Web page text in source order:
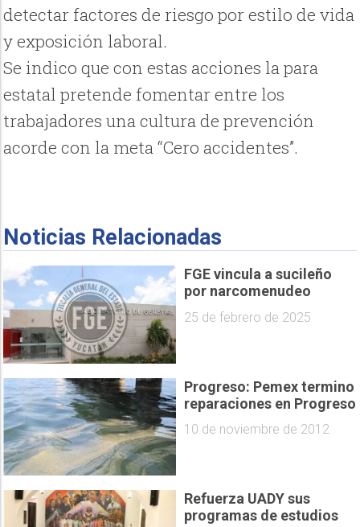
detectar factores de riesgo por estilo de vida
y exposición laboral.
Se indico que con estas acciones la para
estatal pretende fomentar entre los
trabajadores una cultura de prevención
acorde con la meta “Cero accidentes”.
Noticias Relacionadas
FGE vincula a sucileño
por narcomenudeo
25 de febrero de 2025
Progreso: Pemex termino
reparaciones en Progreso
10 de noviembre de 2012
Refuerza UADY sus
programas de estudios